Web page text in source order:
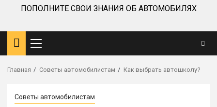
ПОПОЛНИТЕ СВОИ ЗНАНИЯ ОБ АВТОМОБИЛЯХ
Основное
меню
Главная Советы автомобилистам Как выбрать автошколу?
Советы автомобилистам